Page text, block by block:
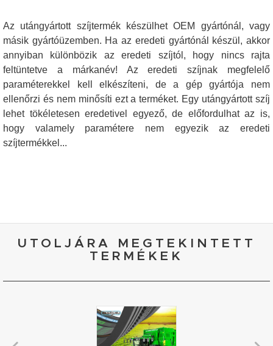
Az utángyártott szíjtermék készülhet OEM gyártónál, vagy
másik gyártóüzemben. Ha az eredeti gyártónál készül, akkor
annyiban különbözik az eredeti szíjtól, hogy nincs rajta
feltüntetve a márkanév! Az eredeti szíjnak megfelelő
paraméterekkel kell elkészíteni, de a gép gyártója nem
ellenőrzi és nem minősíti ezt a terméket. Egy utángyártott szíj
lehet tökéletesen eredetivel egyező, de előfordulhat az is,
hogy valamely paramétere nem egyezik az eredeti
szíjtermékkel...
UTOLJÁRA MEGTEKINTETT
TERMÉKEK